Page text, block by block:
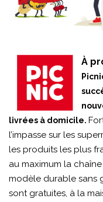
À
livrées à domicile.
l’impasse sur les
les produits les plus
au maximum la
modèle durable sans
sont gratuites, à la